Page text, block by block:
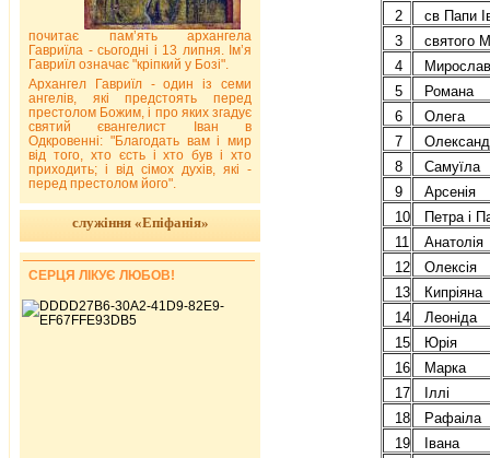
2
св Папи
3
святого
4
5
Романа
6
Олега
7
8
Самуїла
9
Арсенія
10
Петра і
11
Анатолія
12
Олексія
13
Кипріяна
14
Леоніда
15
Юрія
16
Марка
17
Іллі
18
Рафаіла
19
Івана
почитає пам’ять архангела
Гавриїла - сьогодні і 13 липня. Ім’я
Гавриїл означає "кріпкий у Бозі".
Архангел Гавриїл - один із семи
ангелів, які предстоять перед
престолом Божим, і про яких згадує
святий євангелист Іван в
Одкровенні: "Благодать вам і мир
від того, хто єсть і хто був і хто
приходить; і від сімох духів, які -
перед престолом його".
служіння «Епіфанія»
СЕРЦЯ ЛІКУЄ ЛЮБОВ!